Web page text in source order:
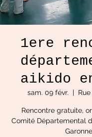
1ere
aikido
sam. 09 févr.
  |
Rencontre gratuite,
Comité Départemental